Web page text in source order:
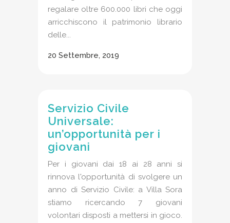
regalare oltre 600.000 libri che oggi
arricchiscono il patrimonio librario
delle...
20 Settembre, 2019
Servizio Civile
Universale:
un’opportunità per i
giovani
Per i giovani dai 18 ai 28 anni si
rinnova l'opportunità di svolgere un
anno di Servizio Civile: a Villa Sora
stiamo ricercando 7 giovani
volontari disposti a mettersi in gioco.